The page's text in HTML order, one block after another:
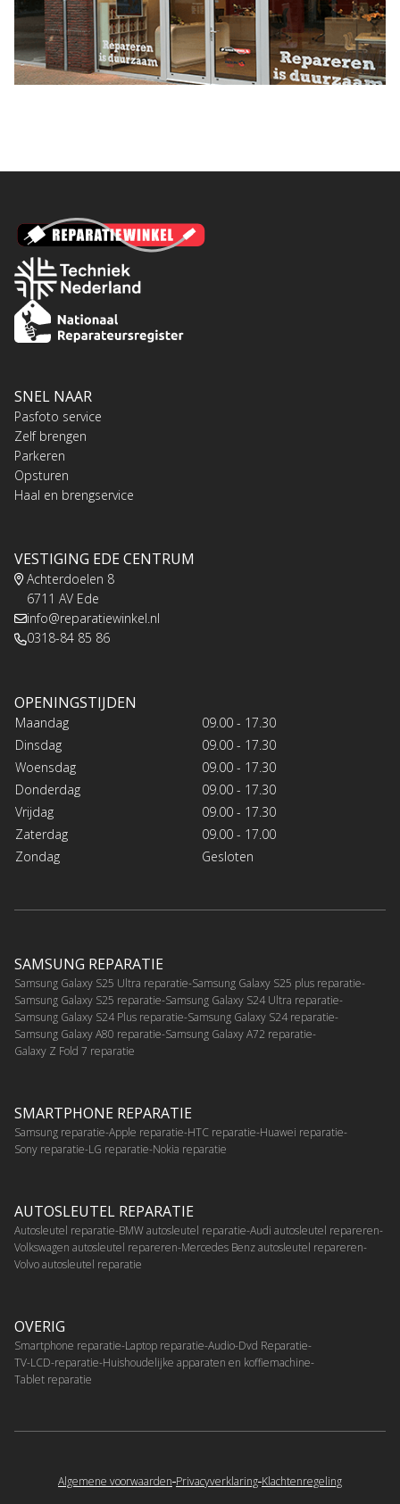
SNEL NAAR
Pasfoto service
Zelf brengen
Parkeren
Opsturen
Haal en brengservice
VESTIGING EDE CENTRUM
Achterdoelen 8
6711 AV Ede
info@reparatiewinkel.nl
0318-84 85 86
OPENINGSTIJDEN
Maandag
09.00 - 17.30
Dinsdag
09.00 - 17.30
Woensdag
09.00 - 17.30
Donderdag
09.00 - 17.30
Vrijdag
09.00 - 17.30
Zaterdag
09.00 - 17.00
Zondag
Gesloten
SAMSUNG REPARATIE
Samsung Galaxy S25 Ultra reparatie Samsung Galaxy S25 plus reparatie
Samsung Galaxy S25 reparatie Samsung Galaxy S24 Ultra reparatie
Samsung Galaxy S24 Plus reparatie Samsung Galaxy S24 reparatie
Samsung Galaxy A80 reparatie Samsung Galaxy A72 reparatie
Galaxy Z Fold 7 reparatie
SMARTPHONE REPARATIE
Samsung reparatie Apple reparatie HTC reparatie Huawei reparatie
Sony reparatie LG reparatie Nokia reparatie
AUTOSLEUTEL REPARATIE
Autosleutel reparatie BMW autosleutel reparatie Audi autosleutel repareren
Volkswagen autosleutel repareren Mercedes Benz autosleutel repareren
Volvo autosleutel reparatie
OVERIG
Smartphone reparatie Laptop reparatie Audio-Dvd Reparatie
TV-LCD-reparatie Huishoudelijke apparaten en koffiemachine
Tablet reparatie
Algemene voorwaarden Privacyverklaring Klachtenregeling